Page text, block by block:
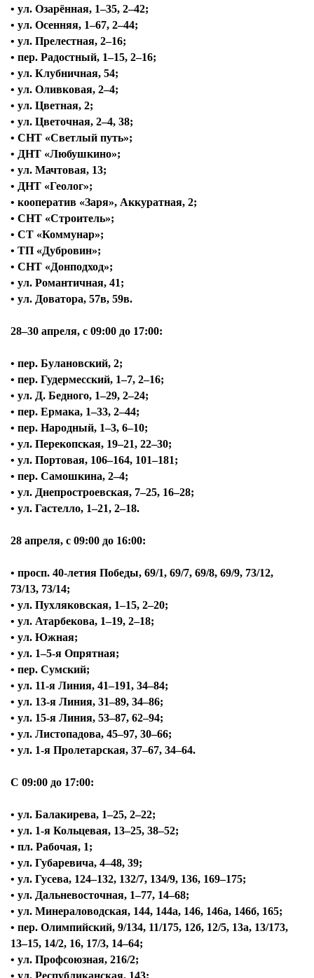
• ул. Озарённая, 1–35, 2–42;
• ул. Осенняя, 1–67, 2–44;
• ул. Прелестная, 2–16;
• пер. Радостный, 1–15, 2–16;
• ул. Клубничная, 54;
• ул. Оливковая, 2–4;
• ул. Цветная, 2;
• ул. Цветочная, 2–4, 38;
• СНТ «Светлый путь»;
• ДНТ «Любушкино»;
• ул. Мачтовая, 13;
• ДНТ «Геолог»;
• кооператив «Заря», Аккуратная, 2;
• СНТ «Строитель»;
• СТ «Коммунар»;
• ТП «Дубровин»;
• СНТ «Донподход»;
• ул. Романтичная, 41;
• ул. Доватора, 57в, 59в.
28–30 апреля, с 09:00 до 17:00:
• пер. Булановский, 2;
• пер. Гудермесский, 1–7, 2–16;
• ул. Д. Бедного, 1–29, 2–24;
• пер. Ермака, 1–33, 2–44;
• пер. Народный, 1–3, 6–10;
• ул. Перекопская, 19–21, 22–30;
• ул. Портовая, 106–164, 101–181;
• пер. Самошкина, 2–4;
• ул. Днепростроевская, 7–25, 16–28;
• ул. Гастелло, 1–21, 2–18.
28 апреля, с 09:00 до 16:00:
• просп. 40-летия Победы, 69/1, 69/7, 69/8, 69/9, 73/12,
73/13, 73/14;
• ул. Пухляковская, 1–15, 2–20;
• ул. Атарбекова, 1–19, 2–18;
• ул. Южная;
• ул. 1–5-я Опрятная;
• пер. Сумский;
• ул. 11-я Линия, 41–191, 34–84;
• ул. 13-я Линия, 31–89, 34–86;
• ул. 15-я Линия, 53–87, 62–94;
• ул. Листопадова, 45–97, 30–66;
• ул. 1-я Пролетарская, 37–67, 34–64.
С 09:00 до 17:00:
• ул. Балакирева, 1–25, 2–22;
• ул. 1-я Кольцевая, 13–25, 38–52;
• пл. Рабочая, 1;
• ул. Губаревича, 4–48, 39;
• ул. Гусева, 124–132, 132/7, 134/9, 136, 169–175;
• ул. Дальневосточная, 1–77, 14–68;
• ул. Минераловодская, 144, 144а, 146, 146а, 146б, 165;
• пер. Олимпийский, 9/134, 11/175, 12б, 12/5, 13а, 13/173,
13–15, 14/2, 16, 17/3, 14–64;
• ул. Профсоюзная, 216/2;
• ул. Республиканская, 143;